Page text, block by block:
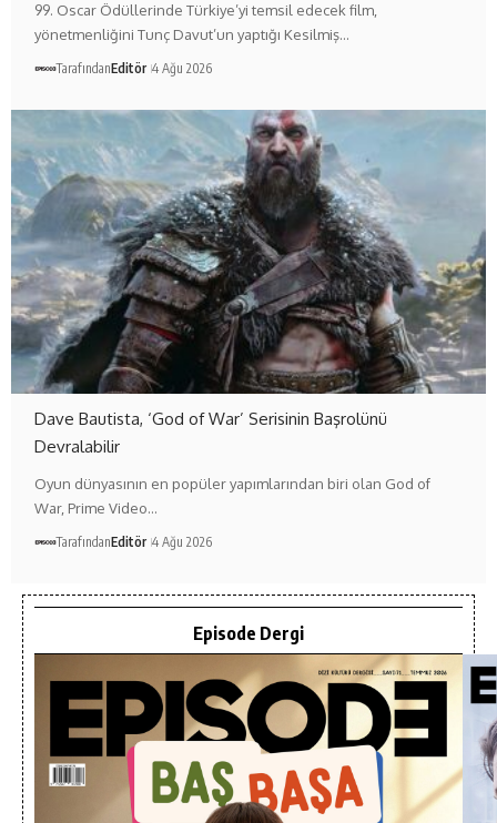
99. Oscar Ödüllerinde Türkiye’yi temsil edecek film,
yönetmenliğini Tunç Davut’un yaptığı Kesilmiş…
TarafındanEditör 4 Ağu 2026
Dave Bautista, ‘God of War’ Serisinin Başrolünü
Devralabilir
Oyun dünyasının en popüler yapımlarından biri olan God of
War, Prime Video…
TarafındanEditör 4 Ağu 2026
Episode Dergi